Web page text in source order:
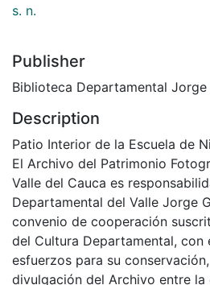
s. n.
Publisher
Biblioteca Departamental Jorge
Description
Patio Interior de la Escuela de
El Archivo del Patrimonio
Valle del Cauca es
Departamental del Valle Jorge
convenio de cooperación
del Cultura Departamental, con
esfuerzos para su
divulgación del Archivo entre la